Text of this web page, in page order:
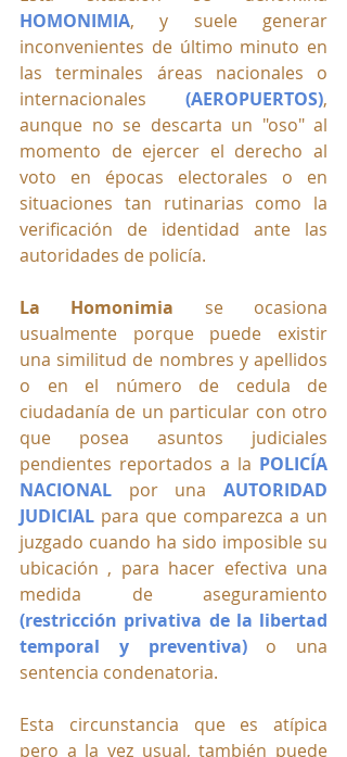
HOMONIMIA, y suele generar
inconvenientes de último minuto en
las terminales áreas nacionales o
internacionales (AEROPUERTOS),
aunque no se descarta un "oso" al
momento de ejercer el derecho al
voto en épocas electorales o en
situaciones tan rutinarias como la
verificación de identidad ante las
autoridades de policía.
La Homonimia se ocasiona
usualmente porque puede existir
una similitud de nombres y apellidos
o en el número de cedula de
ciudadanía de un particular con otro
que posea asuntos judiciales
pendientes reportados a la POLICÍA
NACIONAL por una AUTORIDAD
JUDICIAL para que comparezca a un
juzgado cuando ha sido imposible su
ubicación , para hacer efectiva una
(restricción privativa de la libertad
temporal y preventiva) o una
sentencia condenatoria.
Esta circunstancia que es atípica
pero a la vez usual, también puede